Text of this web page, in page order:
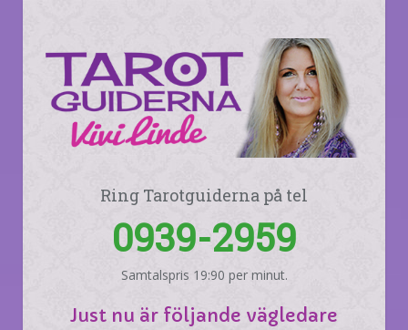
Ring Tarotguiderna på tel
0939-2959
Samtalspris 19:90 per minut.
Just nu är följande vägledare